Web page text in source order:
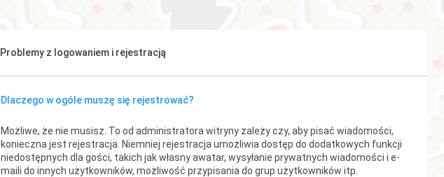
Problemy z logowaniem i rejestracją
Dlaczego w ogóle muszę się rejestrować?
Możliwe, że nie musisz. To od administratora witryny zależy czy, aby pisać wiadomości,
konieczna jest rejestracja. Niemniej rejestracja umożliwia dostęp do dodatkowych funkcji
niedostępnych dla gości, takich jak własny awatar, wysyłanie prywatnych wiadomości i e-
maili do innych użytkowników, możliwość przypisania do grup użytkowników itp.